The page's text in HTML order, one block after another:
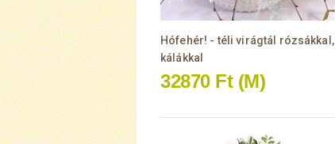
Hófehér! - téli virágtál rózsákkal,
kálákkal
32870 Ft (M)